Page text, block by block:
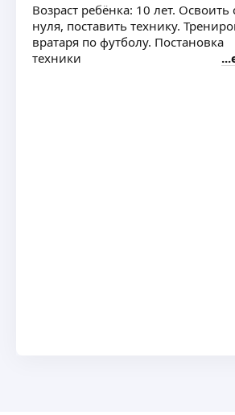
Возраст ребёнка: 10 лет. Освоить
нуля, поставить технику.
вратаря по футболу. Постановка
техники